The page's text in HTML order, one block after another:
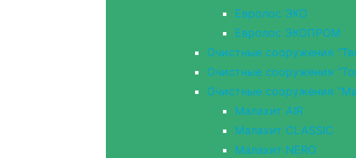
Евролос ЭКО
Евролос ЭКОПРОМ
Очистные сооружения
Очистные сооружения
Очистные сооружения
Малахит AIR
Малахит CLASSIC
Малахит NERO